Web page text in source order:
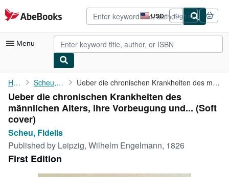
Skip to main content
AbeBooks.com USD
Site
shopping
preferences
Sign in
Menu
My Account
My Purchases
Advanced Search
Browse Collections
Home Scheu, Fidelis Ueber die chronischen Krankheiten des männlichen Alters, ihre ...
Ueber die chronischen Krankheiten des
männlichen Alters, ihre Vorbeugung und... (Soft
cover)
Scheu, Fidelis
Published by Leipzig, Wilhelm Engelmann, 1826
First Edition